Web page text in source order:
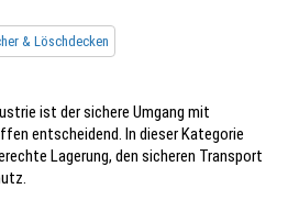
& Löschdecken
ist der sichere Umgang mit
entscheidend. In dieser Kategorie
Lagerung, den sicheren Transport